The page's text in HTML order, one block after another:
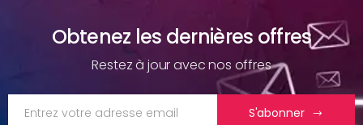
Obtenez les dernières offres
Restez à jour avec nos offres
S'abonner